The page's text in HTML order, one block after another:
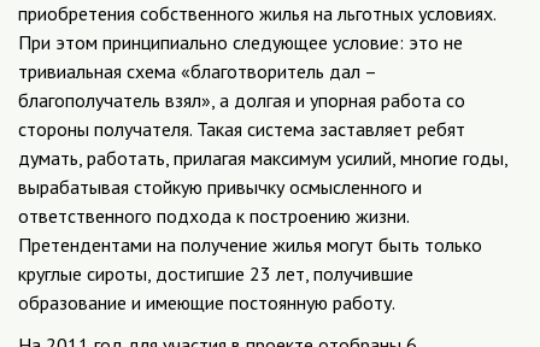
приобретения собственного жилья на льготных условиях.
При этом принципиально следующее условие: это не
тривиальная схема «благотворитель дал –
благополучатель взял», а долгая и упорная работа со
стороны получателя. Такая система заставляет ребят
думать, работать, прилагая максимум усилий, многие годы,
вырабатывая стойкую привычку осмысленного и
ответственного подхода к построению жизни.
Претендентами на получение жилья могут быть только
круглые сироты, достигшие 23 лет, получившие
образование и имеющие постоянную работу.